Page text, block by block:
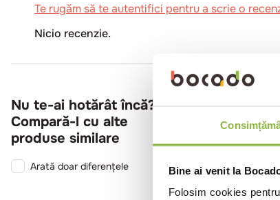
Bine ai venit la
Folosim cookies
Te rugăm să te autentifici pentru a scrie o
Nicio recenzie.
Nu te-ai hotărât încă?
Compară-l cu alte
produse similare
Arată doar diferențele